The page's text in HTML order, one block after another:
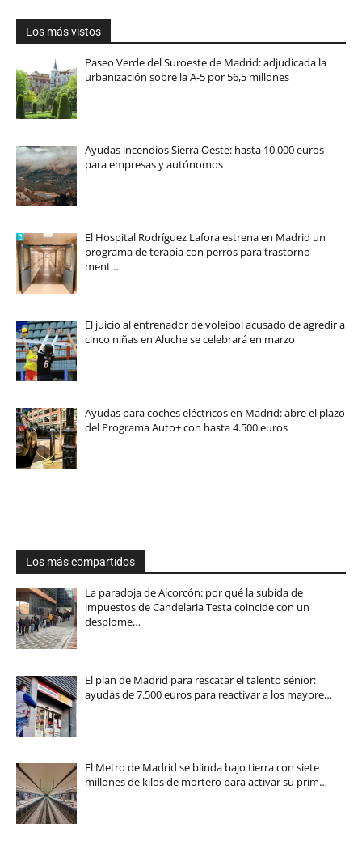
Los más vistos
Paseo Verde del Suroeste de Madrid: adjudicada la
urbanización sobre la A-5 por 56,5 millones
Ayudas incendios Sierra Oeste: hasta 10.000 euros
para empresas y autónomos
El Hospital Rodríguez Lafora estrena en Madrid un
programa de terapia con perros para trastorno
ment…
El juicio al entrenador de voleibol acusado de agredir a
cinco niñas en Aluche se celebrará en marzo
Ayudas para coches eléctricos en Madrid: abre el plazo
del Programa Auto+ con hasta 4.500 euros
Los más compartidos
La paradoja de Alcorcón: por qué la subida de
impuestos de Candelaria Testa coincide con un
desplome…
El plan de Madrid para rescatar el talento sénior:
ayudas de 7.500 euros para reactivar a los mayore…
El Metro de Madrid se blinda bajo tierra con siete
millones de kilos de mortero para activar su prim…